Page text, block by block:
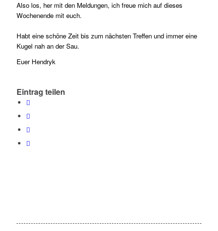
Also los, her mit den Meldungen, ich freue mich auf dieses
Wochenende mit euch.
Habt eine schöne Zeit bis zum nächsten Treffen und immer eine
Kugel nah an der Sau.
Euer Hendryk
Eintrag teilen